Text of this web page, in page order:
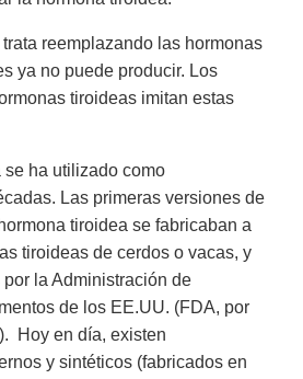
reemplazando las hormonas
ya no puede producir. Los
tiroideas imitan estas
se ha utilizado como
Las primeras versiones de
tiroidea se fabricaban a
tiroideas de cerdos o vacas, y
la Administración de
de los EE.UU. (FDA, por
Hoy en día, existen
y sintéticos (fabricados en